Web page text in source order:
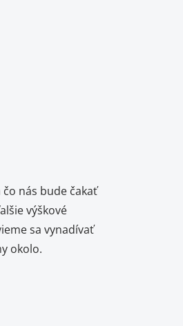
nás bude čakať
výškové
sa vynadívať
okolo.